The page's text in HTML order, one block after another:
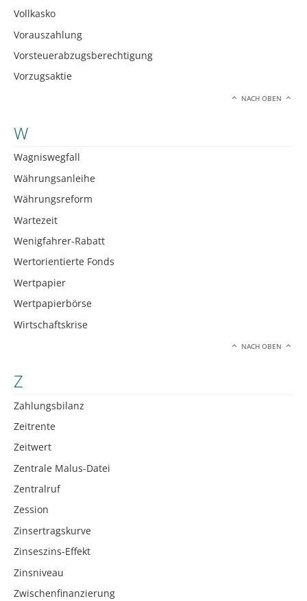
Vollkasko
Vorauszahlung
Vorsteuerabzugsberechtigung
Vorzugsaktie
NACH OBEN
W
Wagniswegfall
Währungsanleihe
Währungsreform
Wartezeit
Wenigfahrer-Rabatt
Wertorientierte Fonds
Wertpapier
Wertpapierbörse
Wirtschaftskrise
NACH OBEN
Z
Zahlungsbilanz
Zeitrente
Zeitwert
Zentrale Malus-Datei
Zentralruf
Zession
Zinsertragskurve
Zinseszins-Effekt
Zinsniveau
Zwischenfinanzierung